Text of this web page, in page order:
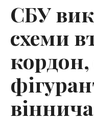
СБУ
схеми
кордон,